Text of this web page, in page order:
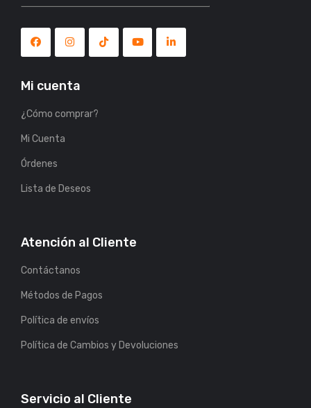
Mi cuenta
¿Cómo comprar?
Mi Cuenta
Órdenes
Lista de Deseos
Atención al Cliente
Contáctanos
Métodos de Pagos
Política de envíos
Política de Cambios y Devoluciones
Servicio al Cliente